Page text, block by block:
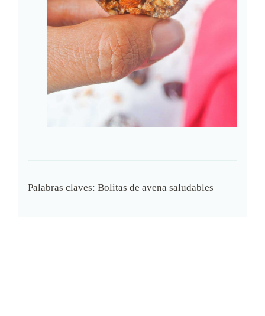
Palabras claves: Bolitas de avena saludables